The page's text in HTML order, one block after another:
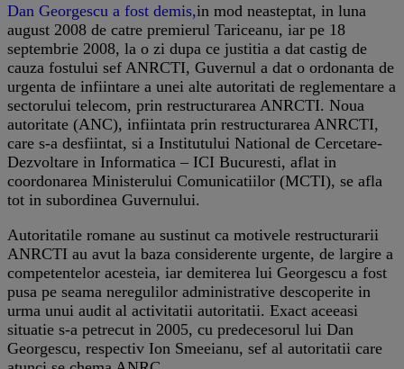
Dan Georgescu a fost demis,in mod neasteptat, in luna
august 2008 de catre premierul Tariceanu, iar pe 18
septembrie 2008, la o zi dupa ce justitia a dat castig de
cauza fostului sef ANRCTI, Guvernul a dat o ordonanta de
urgenta de infiintare a unei alte autoritati de reglementare a
sectorului telecom, prin restructurarea ANRCTI. Noua
autoritate (ANC), infiintata prin restructurarea ANRCTI,
care s-a desfiintat, si a Institutului National de Cercetare-
Dezvoltare in Informatica – ICI Bucuresti, aflat in
coordonarea Ministerului Comunicatiilor (MCTI), se afla
tot in subordinea Guvernului.
Autoritatile romane au sustinut ca motivele restructurarii
ANRCTI au avut la baza considerente urgente, de largire a
competentelor acesteia, iar demiterea lui Georgescu a fost
pusa pe seama neregulilor administrative descoperite in
urma unui audit al activitatii autoritatii. Exact aceeasi
situatie s-a petrecut in 2005, cu predecesorul lui Dan
Georgescu, respectiv Ion Smeeianu, sef al autoritatii care